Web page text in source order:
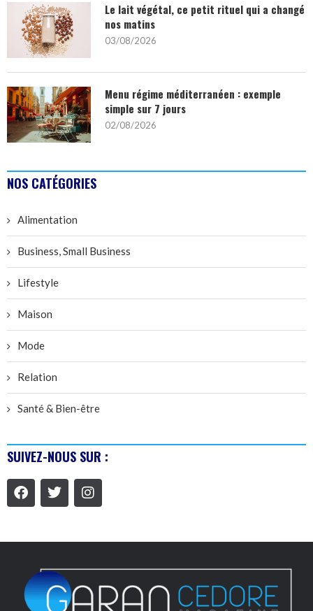
Le lait végétal, ce petit rituel qui a changé
nos matins
03/08/2026
Menu régime méditerranéen : exemple
simple sur 7 jours
02/08/2026
NOS CATÉGORIES
Alimentation
Business, Small Business
Lifestyle
Maison
Mode
Relation
Santé & Bien-être
SUIVEZ-NOUS SUR :